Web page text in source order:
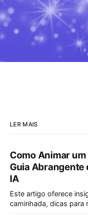
LER MAIS
Como Animar
Guia Abrangente
IA
Este artigo oferece
caminhada, dicas para